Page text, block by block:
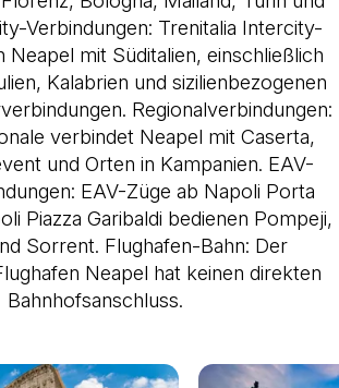
Verbindungen: Trenitalia Intercity-
Neapel mit Süditalien, einschließlich
Kalabrien und sizilienbezogenen
Regionalverbindungen:
verbindet Neapel mit Caserta,
und Orten in Kampanien. EAV-
: EAV-Züge ab Napoli Porta
Piazza Garibaldi bedienen Pompeji,
Sorrent. Flughafen-Bahn: Der
Neapel hat keinen direkten
Bahnhofsanschluss.